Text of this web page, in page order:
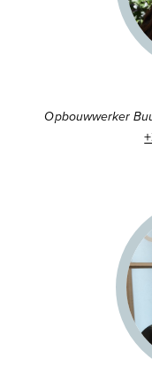
Opbouwwerker